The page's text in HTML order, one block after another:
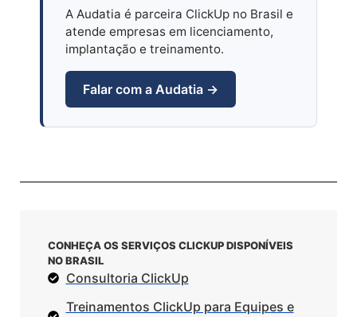
A Audatia é parceira ClickUp no Brasil e
atende empresas em licenciamento,
implantação e treinamento.
Falar com a Audatia →
CONHEÇA OS SERVIÇOS CLICKUP DISPONÍVEIS
NO BRASIL
Consultoria ClickUp
Treinamentos ClickUp para Equipes e